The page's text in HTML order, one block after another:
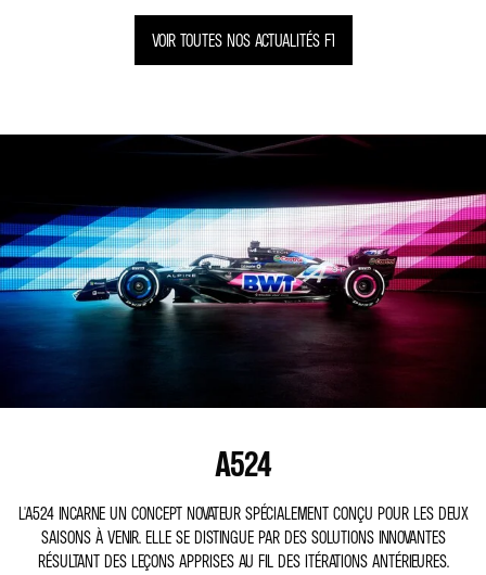
VOIR TOUTES NOS ACTUALITÉS F1
A524
L'A524 INCARNE UN CONCEPT NOVATEUR SPÉCIALEMENT CONÇU POUR LES DEUX
SAISONS À VENIR. ELLE SE DISTINGUE PAR DES SOLUTIONS INNOVANTES
RÉSULTANT DES LEÇONS APPRISES AU FIL DES ITÉRATIONS ANTÉRIEURES.